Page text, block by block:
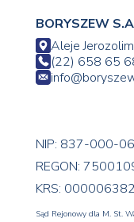
BORYSZEW
Aleje
(22) 658 65
NIP: 837-000-
REGON:
KRS:
Sąd Rejonowy dla M. St.